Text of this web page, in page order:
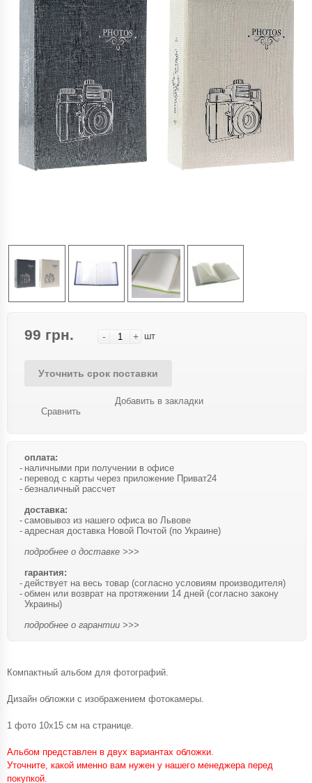
99 грн. - + шт
Уточнить срок поставки
Сравнить
Добавить в закладки
оплата:
наличными при получении в офисе
перевод с карты через приложение Приват24
безналичный рассчет
доставка:
самовывоз из нашего офиса во Львове
адресная доставка Новой Почтой (по Украине)
подробнее о доставке >>>
гарантия:
действует на весь товар (согласно условиям производителя)
обмен или возврат на протяжении 14 дней (согласно закону
Украины)
подробнее о гарантии >>>
Компактный альбом для фотографий.
Дизайн обложки с изображением фотокамеры.
1 фото 10х15 см на странице.
Альбом представлен в двух вариантах обложки.
Уточните, какой именно вам нужен у нашего менеджера перед
покупкой.